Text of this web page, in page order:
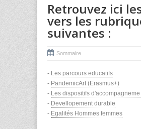
Retrouvez ici
vers les
suivantes :
Sommaire
- Les parcours educatifs
- PandemicArt (Erasmus+)
- Les dispositifs d'accompagneme
- Devellopement durable
- Egalités Hommes femmes